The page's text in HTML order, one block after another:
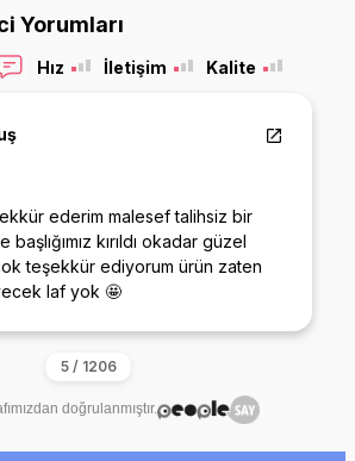
Yorumları
Hız İletişim Kalite
ederim malesef talihsiz bir
kırıldı okadar güzel
teşekkür ediyorum ürün zaten
laf yok 🤩
doğrulanmıştır.